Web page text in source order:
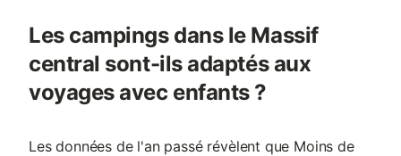
Les campings dans le Massif
central sont-ils adaptés aux
voyages avec enfants ?
Les données de l'an passé révèlent que Moins de